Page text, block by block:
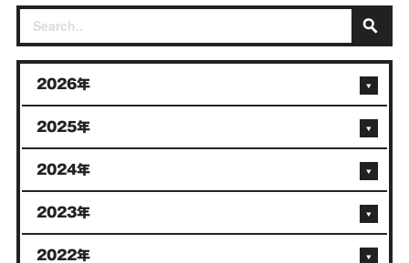
2026年
2025年
2024年
2023年
2022年